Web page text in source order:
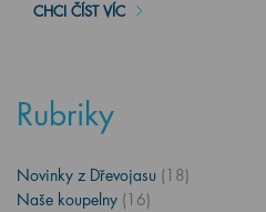
CHCI ČÍST VÍC
Rubriky
Novinky z Dřevojasu (18)
Naše koupelny (16)